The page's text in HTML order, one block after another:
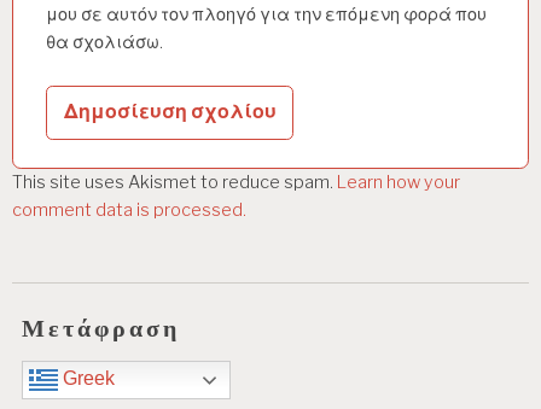
μου σε αυτόν τον πλοηγό για την επόμενη φορά που
θα σχολιάσω.
This site uses Akismet to reduce spam. Learn how your
comment data is processed.
Μετάφραση
Greek